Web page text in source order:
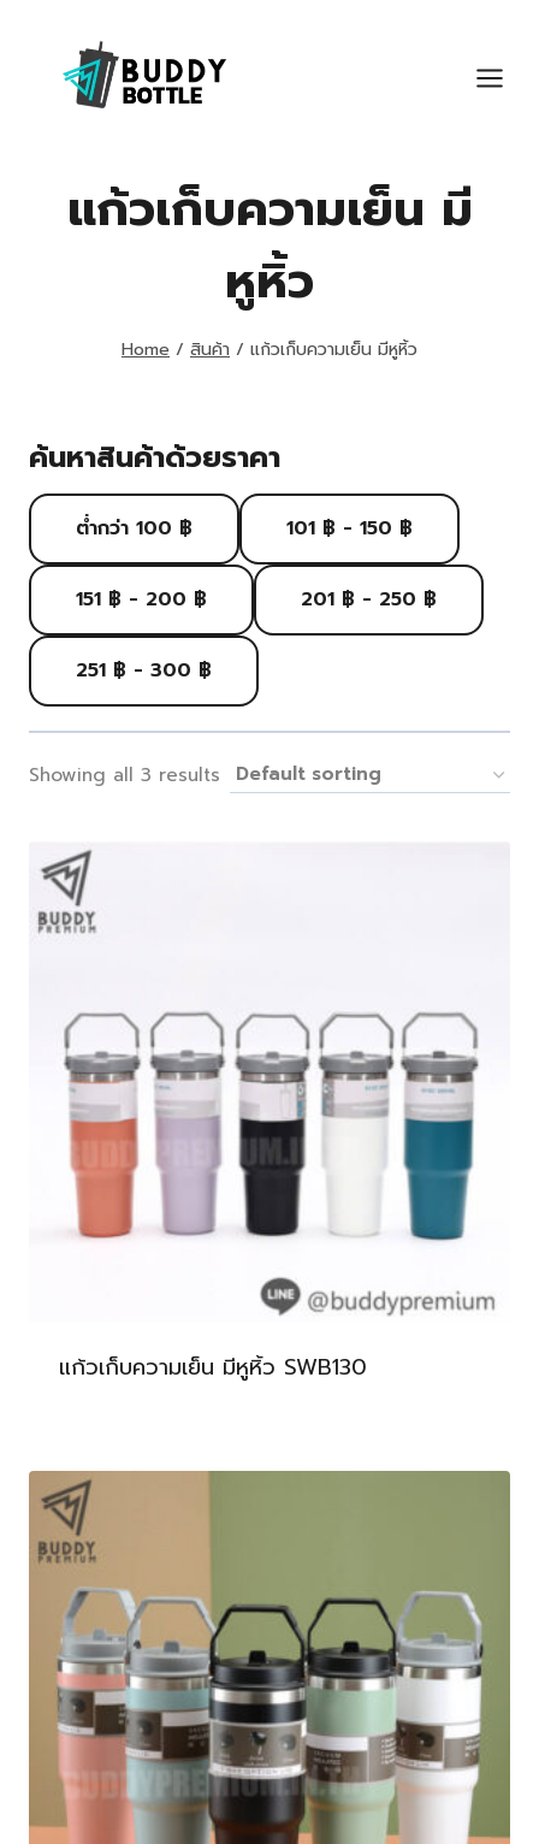
content
แก้วเก็บความเย็น มี
หูหิ้ว
Home / สินค้า / แก้วเก็บความเย็น มีหูหิ้ว
ค้นหาสินค้าด้วยราคา
ต่ำกว่า 100 ฿ 101 ฿ - 150 ฿
151 ฿ - 200 ฿ 201 ฿ - 250 ฿
251 ฿ - 300 ฿
Showing all 3 results
แก้วเก็บความเย็น มีหูหิ้ว SWB130